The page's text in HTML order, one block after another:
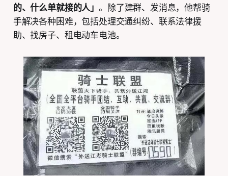
的、什么单就接的人」。除了建群、发消息，他帮骑
手解决各种困难，包括处理交通纠纷、联系法律援
助、找房子、租电动车电池。